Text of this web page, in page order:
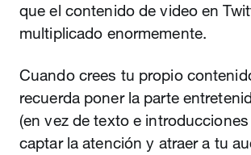
que el contenido de video en
multiplicado enormemente.
Cuando crees tu propio
recuerda poner la parte
(en vez de texto e
captar la atención y atraer a tu